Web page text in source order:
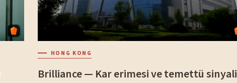
HONG KONG
Brilliance — Kar erimesi ve temettü sinyali